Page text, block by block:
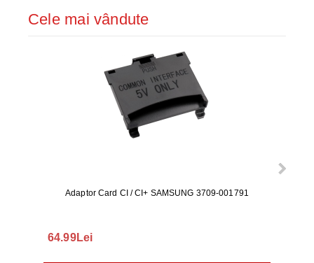
Cele mai vândute
Adaptor Card CI / CI+ SAMSUNG 3709-001791
64.99Lei